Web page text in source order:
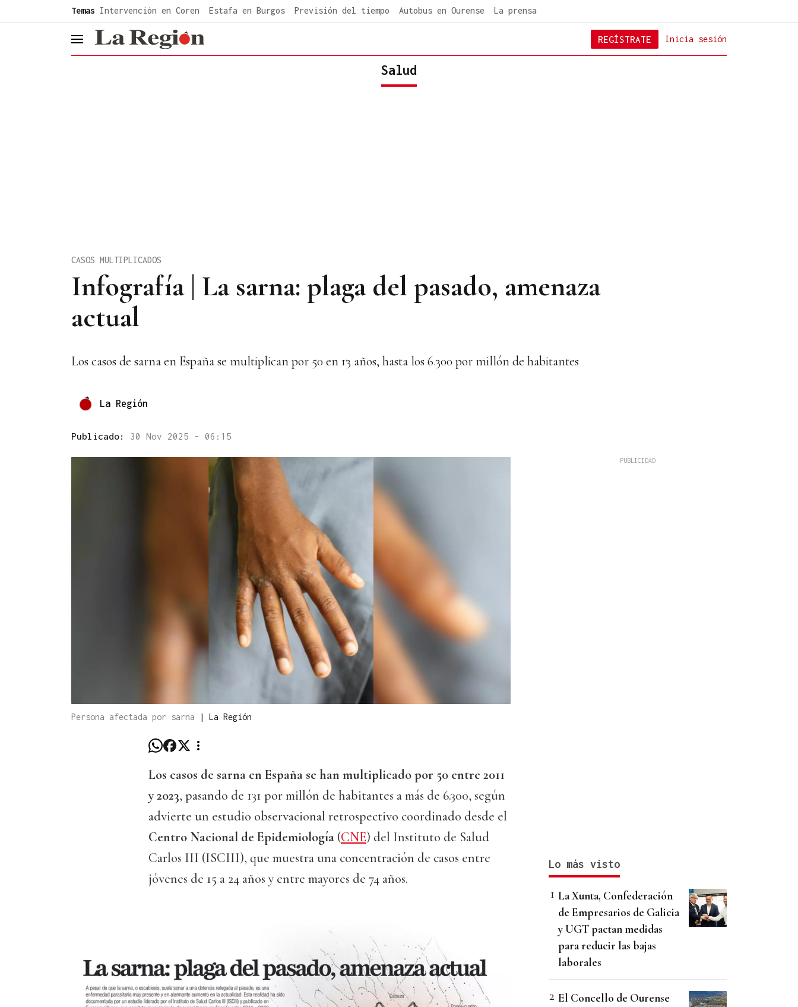
Temas Intervención en Coren Estafa en Burgos Previsión del tiempo Autobus en Ourense La prensa
header.menu.open Inicia sesión
REGÍSTRATE
Salud
Infografía | La sarna: plaga del pasado, amenaza
actual
CASOS MULTIPLICADOS
Los casos de sarna en España se multiplican por 50 en 13 años, hasta los 6.300 por millón de habitantes
La Región
Publicado: 30 Nov 2025 - 06:15
Persona afectada por sarna | La Región
Los casos de sarna en España se han multiplicado por 50 entre 2011
y 2023, pasando de 131 por millón de habitantes a más de 6.300, según
advierte un estudio observacional retrospectivo coordinado desde el
Centro Nacional de Epidemiología (CNE) del Instituto de Salud
Carlos III (ISCIII), que muestra una concentración de casos entre
jóvenes de 15 a 24 años y entre mayores de 74 años.
Lo más visto
La Xunta, Confederación
de Empresarios de Galicia
y UGT pactan medidas
para reducir las bajas
laborales
El Concello de Ourense